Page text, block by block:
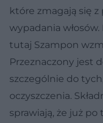
które zmagają się
wypadania
tutaj Szampon
Przeznaczony jest
szczególnie do
oczyszczenia.
sprawiają, że już